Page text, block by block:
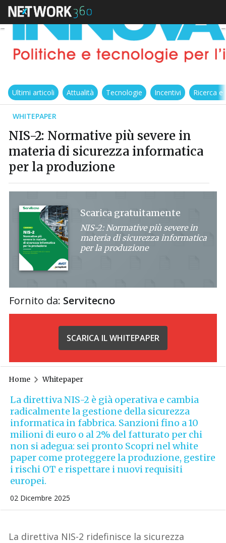
Ultimi articoli Attualità Tecnologie Incentivi Ricerca
WHITEPAPER
NIS-2: Normative più severe in
materia di sicurezza informatica
per la produzione
Scarica gratuitamente
NIS-2: Normative più severe in
materia di sicurezza informatica
per la produzione
Fornito da: Servitecno
SCARICA IL WHITEPAPER
Home Whitepaper
La direttiva NIS-2 è già operativa e cambia
radicalmente la gestione della sicurezza
informatica in fabbrica. Sanzioni fino a 10
milioni di euro o al 2% del fatturato per chi
non si adegua: sei pronto Scopri nel white
paper come proteggere la produzione, gestire
i rischi OT e rispettare i nuovi requisiti
europei.
02 Dicembre 2025
La direttiva NIS-2 ridefinisce la sicurezza